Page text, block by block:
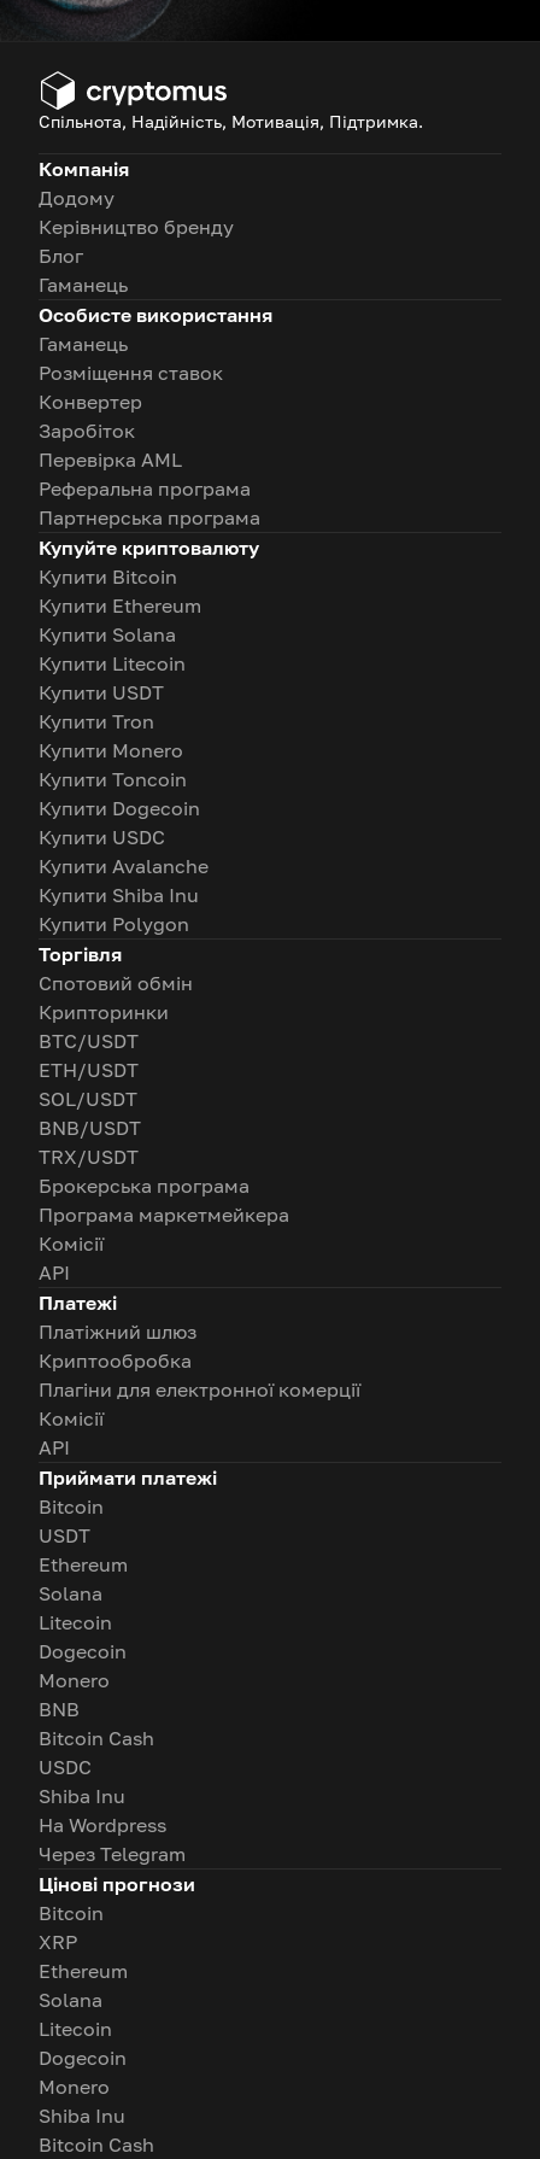
Спільнота, Надійність, Мотивація, Підтримка.
Компанія
Додому
Керівництво бренду
Блог
Гаманець
Особисте використання
Гаманець
Розміщення ставок
Конвертер
Заробіток
Перевірка AML
Реферальна програма
Партнерська програма
Купуйте криптовалюту
Купити Bitcoin
Купити Ethereum
Купити Solana
Купити Litecoin
Купити USDT
Купити Tron
Купити Monero
Купити Toncoin
Купити Dogecoin
Купити USDC
Купити Avalanche
Купити Shiba Inu
Купити Polygon
Торгівля
Спотовий обмін
Крипторинки
BTC/USDT
ETH/USDT
SOL/USDT
BNB/USDT
TRX/USDT
Брокерська програма
Програма маркетмейкера
Комісії
API
Платежі
Платіжний шлюз
Криптообробка
Плагіни для електронної комерції
Комісії
API
Приймати платежі
Bitcoin
USDT
Ethereum
Solana
Litecoin
Dogecoin
Monero
BNB
Bitcoin Cash
USDC
Shiba Inu
На Wordpress
Через Telegram
Цінові прогнози
Bitcoin
XRP
Ethereum
Solana
Litecoin
Dogecoin
Monero
Shiba Inu
Bitcoin Cash